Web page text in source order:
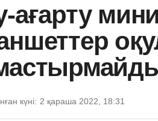
ағарту
күні: 2 қараша 2022, 18:31